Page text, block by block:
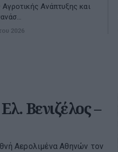
Ανάπτυξης και
2026
Βενιζέλος –
Αερολιμένα Αθηνών τον